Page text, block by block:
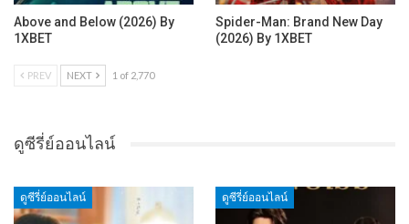
Above and Below (2026) By
1XBET
Spider-Man: Brand New Day
(2026) By 1XBET
PREV NEXT 1 of 2,770
ดูซีรี่ย์ออนไลน์
ดูซีรี่ย์ออนไลน์ ดูซีรี่ย์ออนไลน์